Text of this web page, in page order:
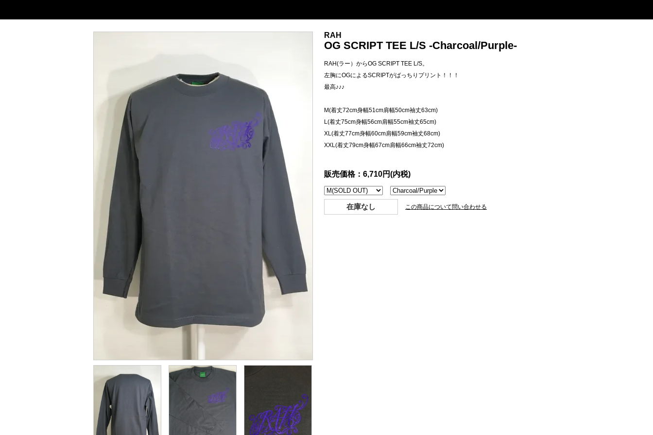
RAH
OG SCRIPT TEE L/S -Charcoal/Purple-
RAH(ラー）からOG SCRIPT TEE L/S。
左胸にOGによるSCRIPTがばっちりプリント！！！
最高♪♪♪
M(着丈72cm身幅51cm肩幅50cm袖丈63cm)
L(着丈75cm身幅56cm肩幅55cm袖丈65cm)
XL(着丈77cm身幅60cm肩幅59cm袖丈68cm)
XXL(着丈79cm身幅67cm肩幅66cm袖丈72cm)
販売価格：6,710円(内税)
在庫なし この商品について問い合わせる